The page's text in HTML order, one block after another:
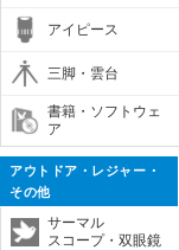
アイピース
三脚・雲台
書籍・ソフトウェ
ア
アウトドア・レジャー・
その他
サーマル
スコープ・双眼鏡